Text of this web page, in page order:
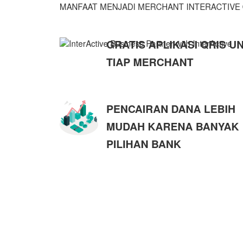
MANFAAT MENJADI MERCHANT INTERACTIVE
GRATIS APLIKASI QRIS
TIAP MERCHANT
PENCAIRAN DANA LEBIH
MUDAH KARENA BANYAK
PILIHAN BANK